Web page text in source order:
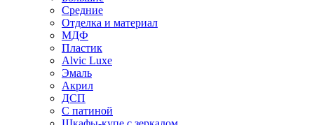
Средние
Отделка и материал
МДФ
Пластик
Alvic Luxe
Эмаль
Акрил
ДСП
С патиной